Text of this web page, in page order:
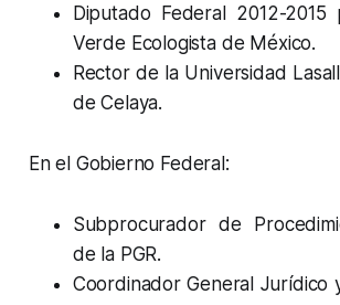
Diputado Federal 2012-
Verde Ecologista de México.
Rector de la Universidad
de Celaya.
En el Gobierno Federal:
Subprocurador de
de la PGR.
Coordinador General Jurídico